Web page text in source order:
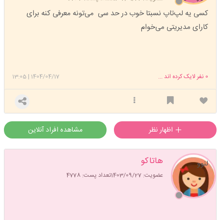
کسی یه لپ‌تاپ نسبتا خوب در حد سی می‌تونه معرفی کنه برای
کارای مدیریتی می‌خوام
1404/04/17
|
13:05 0 نفر لایک کرده اند ...
مشاهده افراد آنلاین
هاتاکو
عضویت: 1403/09/27 تعداد پست: 4778
لنوو